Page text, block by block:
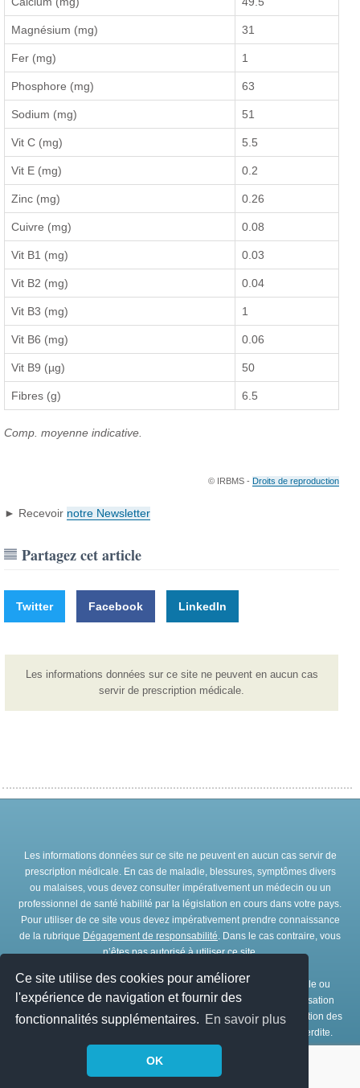
Ce site utilise des cookies pour améliorer
l'expérience de navigation et fournir des
fonctionnalités supplémentaires. En savoir plus
OK
Magnésium (mg) 31
Fer (mg) 1
Phosphore (mg) 63
Sodium (mg) 51
Vit C (mg) 5.5
Vit E (mg) 0.2
Zinc (mg) 0.26
Cuivre (mg) 0.08
Vit B1 (mg) 0.03
Vit B2 (mg) 0.04
Vit B3 (mg) 1
Vit B6 (mg) 0.06
Vit B9 (µg) 50
Fibres (g) 6.5
Comp. moyenne indicative.
© IRBMS - Droits de reproduction
► Recevoir notre Newsletter
Partagez cet article
Twitter Facebook LinkedIn
Les informations données sur ce site ne peuvent en aucun cas
servir de prescription médicale.
Les informations données sur ce site ne peuvent en aucun cas servir de
prescription médicale. En cas de maladie, blessures, symptômes divers
ou malaises, vous devez consulter impérativement un médecin ou un
professionnel de santé habilité par la législation en cours dans votre pays.
Pour utiliser de ce site vous devez impérativement prendre connaissance
de la rubrique Dégagement de responsabilité . Dans le cas contraire, vous
n’êtes pas autorisé à utiliser ce site.
Toute représentation et/ou reproduction et/ou exploitation partielle ou
totale de ce site, par quelques procédés que ce soit, sans l’autorisation
expresse et préalable de l’association IRBMS est interdite. L’utilisation des
ressources de ce site à des fins commerciales est strictement interdite.
© Copyright 1979 - 2026. Tous droits réservés